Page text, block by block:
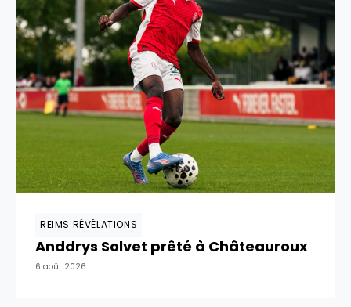
REIMS RÉVÉLATIONS
Anddrys Solvet prêté à Châteauroux
6 août 2026